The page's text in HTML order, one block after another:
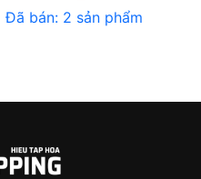
Đã bán: 2 sản phẩm